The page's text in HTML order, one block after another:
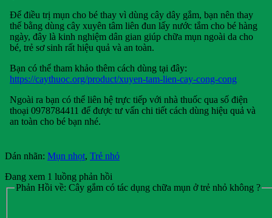
Để điều trị mụn cho bé thay vì dùng cây dây gắm, bạn nên thay
thế bằng dùng cây xuyên tâm liên đun lấy nước tắm cho bé hàng
ngày, đây là kinh nghiệm dân gian giúp chữa mụn ngoài da cho
bé, trẻ sơ sinh rất hiệu quả và an toàn.
Bạn có thể tham khảo thêm cách dùng tại đây:
https://caythuoc.org/product/xuyen-tam-lien-cay-cong-cong
Ngoài ra bạn có thể liên hệ trực tiếp với nhà thuốc qua số điện
thoại 0978784411 để được tư vấn chi tiết cách dùng hiệu quả và
an toàn cho bé bạn nhé.
Dán nhãn: Mụn nhọt, Trẻ nhỏ
Đang xem 1 luồng phản hồi
Phản Hồi về: Cây gắm có tác dụng chữa mụn ở trẻ nhỏ không ?